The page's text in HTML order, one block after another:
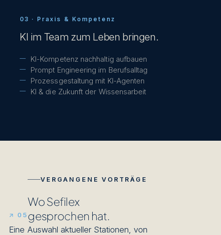
03 · Praxis & Kompetenz
KI im Team zum Leben bringen.
KI-Kompetenz nachhaltig aufbauen
Prompt Engineering im Berufsalltag
Prozessgestaltung mit KI-Agenten
KI & die Zukunft der Wissensarbeit
↗ 05
VERGANGENE VORTRÄGE
Wo Sefilex
gesprochen hat.
Eine Auswahl aktueller Stationen, von